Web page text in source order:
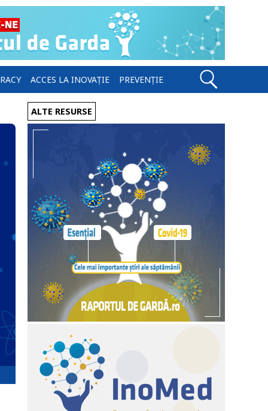
ACCES LA INOVAȚIE PREVENȚIE
ALTE RESURSE